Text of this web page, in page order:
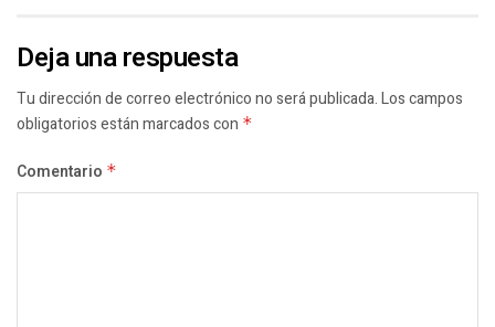
Deja una respuesta
Tu dirección de correo electrónico no será publicada.Los campos
obligatorios están marcados con *
Comentario *